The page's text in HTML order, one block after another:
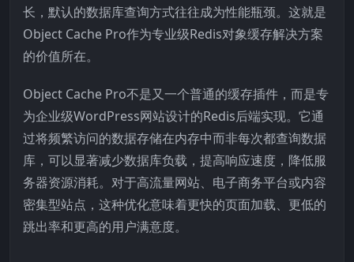
长，默认的数据库查询方式往往成为性能瓶颈。这就是
Object Cache Pro作为专业级Redis对象缓存解决方案
的价值所在。
Object Cache Pro不是又一个普通的缓存插件，而是专
为企业级WordPress网站设计的Redis后端实现。它通
过将频繁访问的数据存储在内存中而非每次都查询数据
库，可以显著减少数据库负载，提高响应速度，降低服
务器资源消耗。对于高流量网站、电子商务平台或内容
密集型站点，这种优化意味着更快的页面加载、更低的
跳出率和更高的用户满意度。